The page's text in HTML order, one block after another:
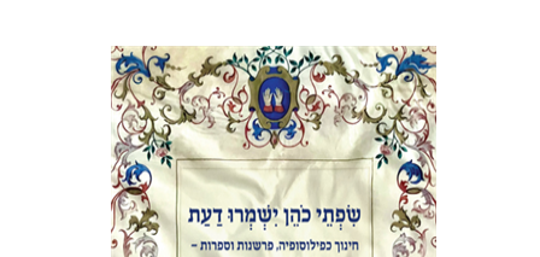
אלי הולצר אבינועם רוזנק